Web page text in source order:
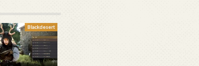
Blackdesert